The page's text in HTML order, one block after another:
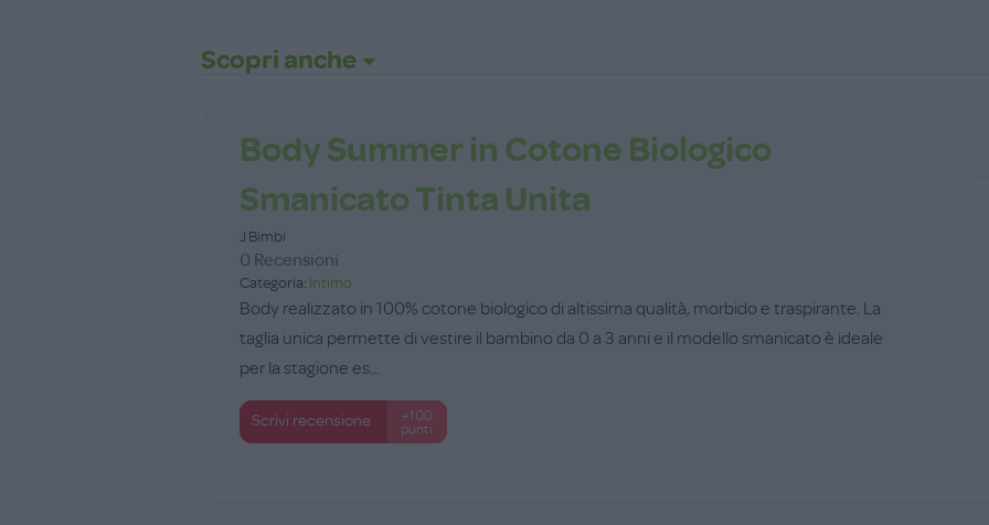
Scopri anche
Body Summer in Cotone Biologico
Smanicato Tinta Unita
J Bimbi
0 Recensioni
Categoria: Intimo
Body realizzato in 100% cotone biologico di altissima qualità, morbido e traspirante. La
taglia unica permette di vestire il bambino da 0 a 3 anni e il modello smanicato è ideale
per la stagione es...
Scrivi recensione
+100
punti